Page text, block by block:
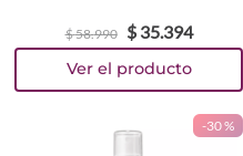
$58.990 $ 35.394
-30 %